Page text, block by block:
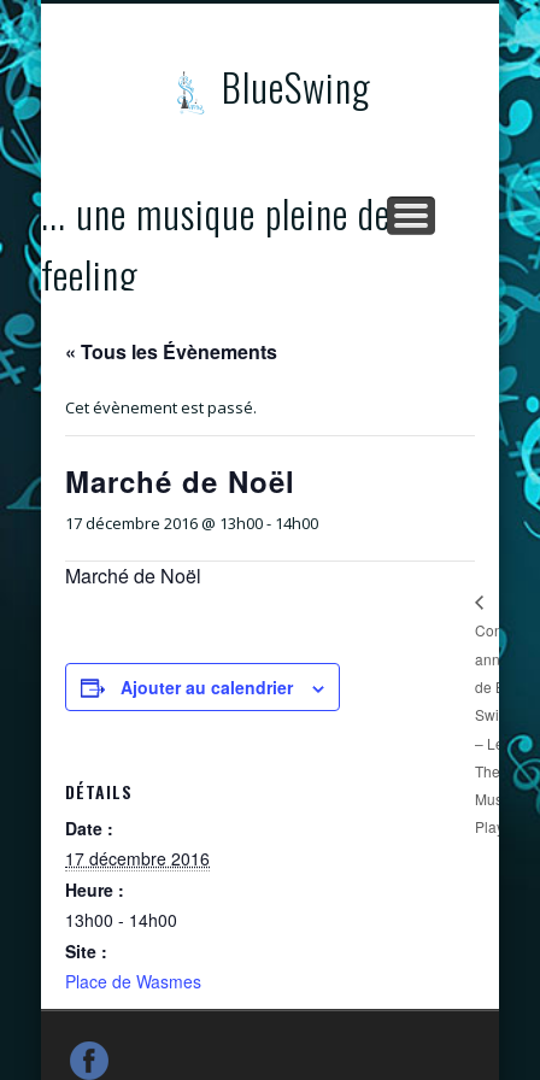
BlueSwing
... une musique pleine de
feeling
« Tous les Évènements
Cet évènement est passé.
Marché de Noël
17 décembre 2016 @ 13h00- 14h00
Marché de Noël
Ajouter au calendrier
DÉTAILS
Date :
17 décembre 2016
Heure :
13h00 - 14h00
Site :
Place de Wasmes
Concert
annuel
de Blue
Swing
– Let
The
Music
Play !
–